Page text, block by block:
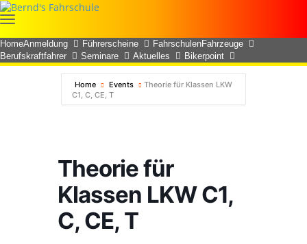
HomeAnmeldung Führerscheine FahrschulenFahrzeuge
Berufskraftfahrer
Seminare Aktuelles Bikerpoint
Home Events
Theorie für Klassen LKW
C1, C, CE, T
Theorie für
Klassen LKW C1,
C, CE, T